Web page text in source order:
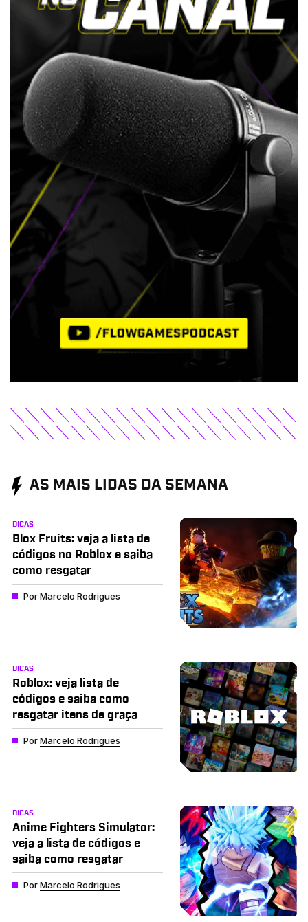
AS MAIS LIDAS DA SEMANA
DICAS
Blox Fruits: veja a lista de
códigos no Roblox e saiba
como resgatar
PorMarcelo Rodrigues
DICAS
Roblox: veja lista de
códigos e saiba como
resgatar itens de graça
PorMarcelo Rodrigues
DICAS
Anime Fighters Simulator:
veja a lista de códigos e
saiba como resgatar
PorMarcelo Rodrigues